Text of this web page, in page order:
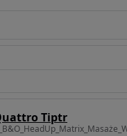
Tiptr